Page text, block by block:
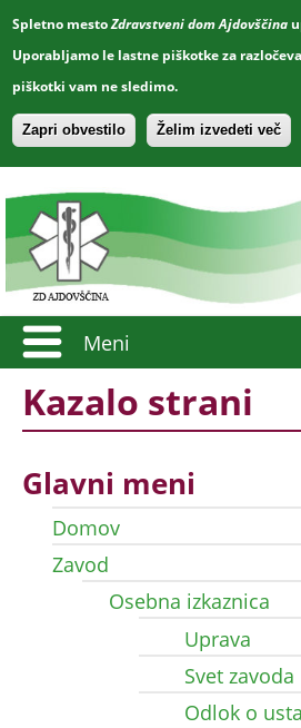
Spletno mestoZdravstveni dom Ajdovščina
Uporabljamo le lastne piškotke za
piškotki vam ne sledimo.
Zapri obvestilo Želim izvedeti več
Meni
Kazalo strani
Glavni meni
Domov
Zavod
Osebna izkaznica
Uprava
Svet zavoda
Odlok o